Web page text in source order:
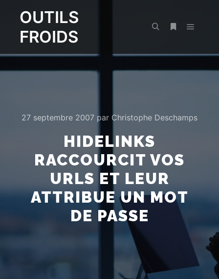
OUTILS
FROIDS
27 septembre 2007 par Christophe Deschamps
HIDELINKS
RACCOURCIT VOS
URLS ET LEUR
ATTRIBUE UN MOT
DE PASSE